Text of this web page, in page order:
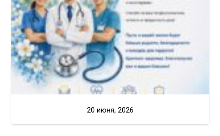
20 июня, 2026